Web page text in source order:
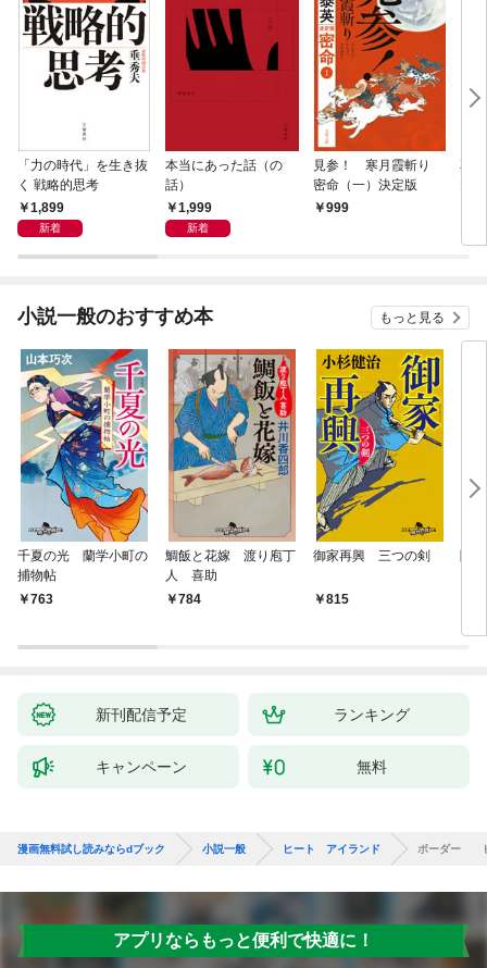
「力の時代」を生き抜
く 戦略的思考
1,899
新着
本当にあった話（の
話）
1,999
新着
見参！ 寒月霞斬り
密命（一）決定版
999
耳
小説一般のおすすめ本 もっと見る
千夏の光 蘭学小町の
捕物帖
763
鯛飯と花嫁 渡り庖丁
人 喜助
784
御家再興 三つの剣
815
新刊配信予定 ランキング
キャンペーン 無料
漫画無料試し読みならdブック 小説一般 ヒート アイランド ボーダー
アプリならもっと便利で快適に！